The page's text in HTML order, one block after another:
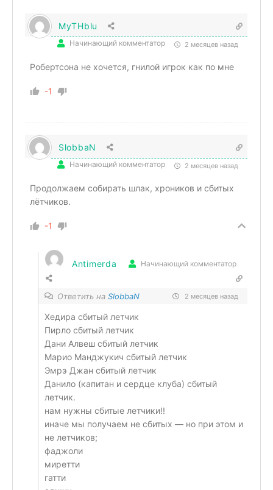
MyTHblu
Начинающий комментатор 2 месяцев назад
Робертсона не хочется, гнилой игрок как по мне
-1
SlobbaN
Начинающий комментатор 2 месяцев назад
Продолжаем собирать шлак, хроников и сбитых
лётчиков.
-1
Antimerda Начинающий комментатор
Ответить на SlobbaN 2 месяцев назад
Хедира сбитый летчик
Пирло сбитый летчик
Дани Алвеш сбитый летчик
Марио Манджукич сбитый летчик
Эмрэ Джан сбитый летчик
Данило (капитан и сердце клуба) сбитый
летчик.
нам нужны сбитые летчики!!
иначе мы получаем не сбитых — но при этом и
не летчиков;
фаджоли
миретти
гатти